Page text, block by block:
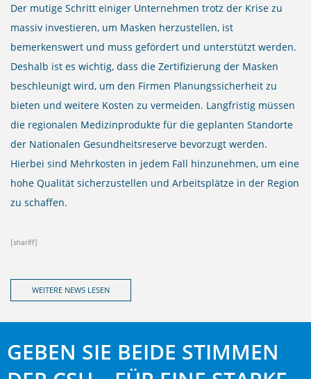
Der mutige Schritt einiger Unternehmen trotz der Krise zu
massiv investieren, um Masken herzustellen, ist
bemerkenswert und muss gefördert und unterstützt werden.
Deshalb ist es wichtig, dass die Zertifizierung der Masken
beschleunigt wird, um den Firmen Planungssicherheit zu
bieten und weitere Kosten zu vermeiden. Langfristig müssen
die regionalen Medizinprodukte für die geplanten Standorte
der Nationalen Gesundheitsreserve bevorzugt werden.
Hierbei sind Mehrkosten in jedem Fall hinzunehmen, um eine
hohe Qualität sicherzustellen und Arbeitsplätze in der Region
zu schaffen.
[shariff]
WEITERE NEWS LESEN
GEBEN SIE BEIDE STIMMEN